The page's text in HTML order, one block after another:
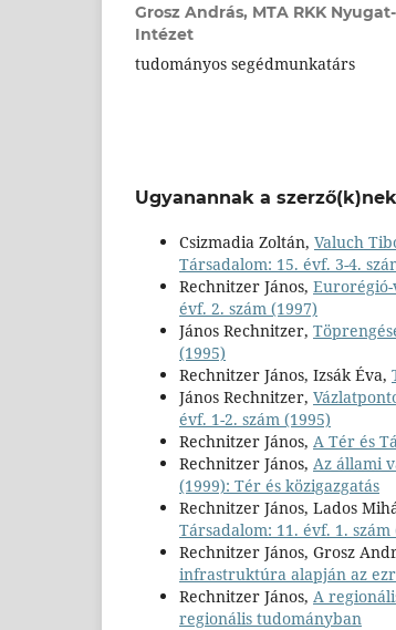
Grosz András, MTA RKK
Intézet
tudományos segédmunkatárs
Ugyanannak a
Csizmadia Zoltán, Valuch
Társadalom: 15. évf. 3-4.
Rechnitzer János,
évf. 2. szám (1997)
János Rechnitzer,
(1995)
Rechnitzer János, Izsák Éva,
János Rechnitzer,
évf. 1-2. szám (1995)
Rechnitzer János, A Tér és
Rechnitzer János, Az állami
(1999): Tér és közigazgatás
Rechnitzer János, Lados
Társadalom: 11. évf. 1. szám
Rechnitzer János, Grosz
infrastruktúra alapján az
Rechnitzer János, A
regionális tudományban